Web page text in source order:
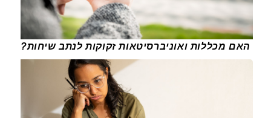
האם מכללות ואוניברסיטאות זקוקות לנתב שיחות?